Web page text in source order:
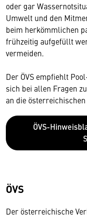
oder gar
Umwelt und den
beim herkömmlichen
frühzeitig aufgefüllt
vermeiden.
Der ÖVS empfiehlt
sich bei allen Fragen
an die
ÖVS-
ÖVS
Der österreichische